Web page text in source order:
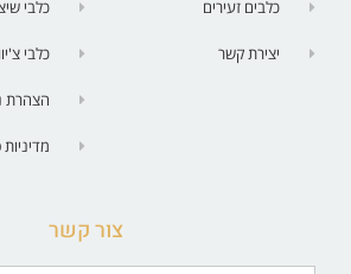
כלבים זעירים
יצירת קשר
כלבי
כלבי
הצהרת
צור קשר